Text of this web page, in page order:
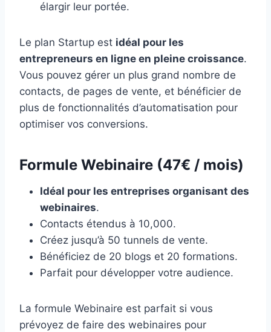
élargir leur portée.
Le plan Startup est idéal pour les
entrepreneurs en ligne en pleine croissance.
Vous pouvez gérer un plus grand nombre de
contacts, de pages de vente, et bénéficier de
plus de fonctionnalités d’automatisation pour
optimiser vos conversions.
Formule Webinaire (47€ / mois)
Idéal pour les entreprises organisant des
webinaires.
Contacts étendus à 10,000.
Créez jusqu’à 50 tunnels de vente.
Bénéficiez de 20 blogs et 20 formations.
Parfait pour développer votre audience.
La formule Webinaire est parfait si vous
prévoyez de faire des webinaires pour